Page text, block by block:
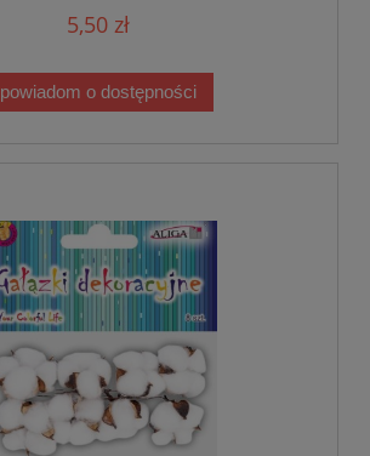
5,50 zł
powiadom o dostępności